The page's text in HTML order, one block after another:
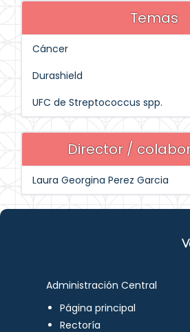
Temas
Cáncer
Durashield
UFC de Streptococcus spp.
Director /
Laura Georgina Perez Garcia
Administración Central
Página principal
Rectoría